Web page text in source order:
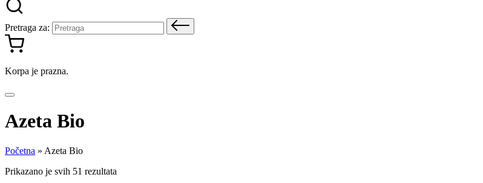
Pretraga za:
Korpa je prazna.
Azeta Bio
Početna » Azeta Bio
Prikazano je svih 51 rezultata